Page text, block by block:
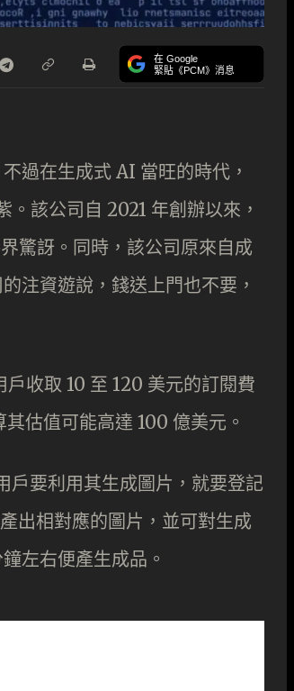
在 Google
緊貼《PCM》消息
過在生成式 AI 當旺的時代，
該公司自 2021 年創辦以來，
驚訝。同時，該公司原來自成
注資遊說，錢送上門也不要，
取 10 至 120 美元的訂閱費
估值可能高達 100 億美元。
要利用其生成圖片，就要登記
出相對應的圖片，並可對生成
左右便產生成品。